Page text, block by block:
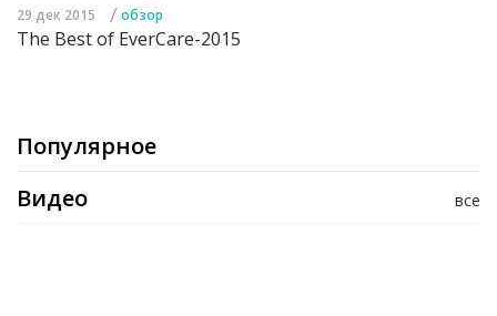
29 дек 2015 / обзор
The Best of EverCare-2015
Популярное
все
Видео